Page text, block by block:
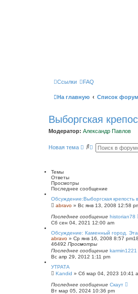
Ссылки FAQ
На главную Список
Выборгская
Модератор: Александр Павлов
Новая тема
П Р
н
ы
й
о
и
с
к
Темы
Ответы
Просмотры
Последнее сообщение
Обсуждение:Выборгская крепость
abravo » Вс янв 13, 2008 12:58
Последнее сообщение historian78
Сб сен 04, 2021 12:00 am
Обсуждение: Каменный город.
abravo » Ср янв 16, 2008 8:57 pm18
46492 Просмотры
Последнее сообщение karmin1221
Вс апр 29, 2012 1:11 pm
УТРАТА
Kandid » Сб мар 04, 2023 10:41
Последнее сообщение Скаут
Вт мар 05, 2024 10:36 pm